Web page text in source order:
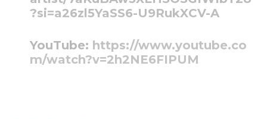
?si=a26zl5YaSS6-U9RukXCV-A
YouTube: https://www.youtube.co
m/watch?v=2h2NE6FIPUM